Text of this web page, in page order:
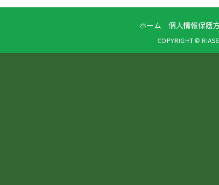
ホーム ｜ 個人情報保護
COPYRIGHT ©